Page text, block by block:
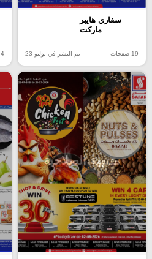
سفاري هايبر
ماركت
19 صفحات تم النشر في يوليو 23 4 صفحات
منتهية الصلاحية